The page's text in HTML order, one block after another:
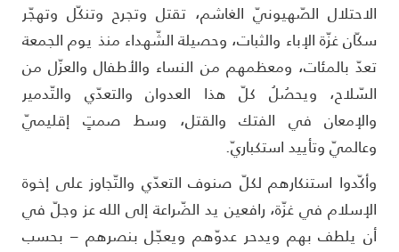
الصّهيونيّ الغاشم، تقتل وتجرح وتنكّل وتهجّر
غزّة الإباء والثبات، وحصيلة الشّهداء منذ يوم الجمعة
بالمئات، ومعظمهم من النساء والأطفال والعزّل من
ويحصُلُ كلّ هذا العدوان والتعدّي والتّدمير
في الفتك والقتل، وسط صمتٍ إقليميّ
وتأييد استكباريّ.
استنكارهم لكلّ صنوف التعدّي والتّجاوز على إخوة
في غزّة، رافعين يد الضّراعة إلى الله عز وجلّ في
يلطف بهم ويدحر عدوّهم ويعجّل بنصرهم – بحسب